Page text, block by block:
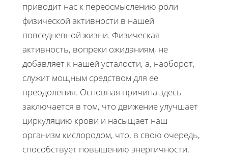
приводит нас к переосмыслению роли
физической активности в нашей
повседневной жизни. Физическая
активность, вопреки ожиданиям, не
добавляет к нашей усталости, а, наоборот,
служит мощным средством для ее
преодоления. Основная причина здесь
заключается в том, что движение улучшает
циркуляцию крови и насыщает наш
организм кислородом, что, в свою очередь,
способствует повышению энергичности.